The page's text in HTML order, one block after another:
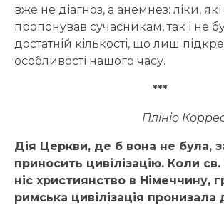
вже не діагноз, а анемнез: ліки,
пропонував сучасникам, так і не
достатній кількості, що лиш
особливості нашого часу.
***
Плініо
Дія Церкви, де б вона не була,
приносить цивілізацію. Коли св.
ніс християнство в Німеччину,
римська цивілізація пронизала